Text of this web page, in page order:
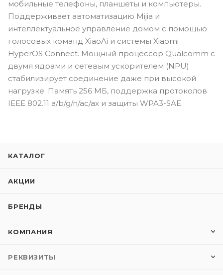
мобильные телефоны, планшеты и компьютеры.
Поддерживает автоматизацию Mijia и
интеллектуальное управление домом с помощью
голосовых команд XiaoAi и системы Xiaomi
HyperOS Connect. Мощный процессор Qualcomm с
двумя ядрами и сетевым ускорителем (NPU)
стабилизирует соединение даже при высокой
нагрузке. Память 256 МБ, поддержка протоколов
IEEE 802.11 a/b/g/n/ac/ax и защиты WPA3-SAE.
КАТАЛОГ
АКЦИИ
БРЕНДЫ
КОМПАНИЯ
РЕКВИЗИТЫ